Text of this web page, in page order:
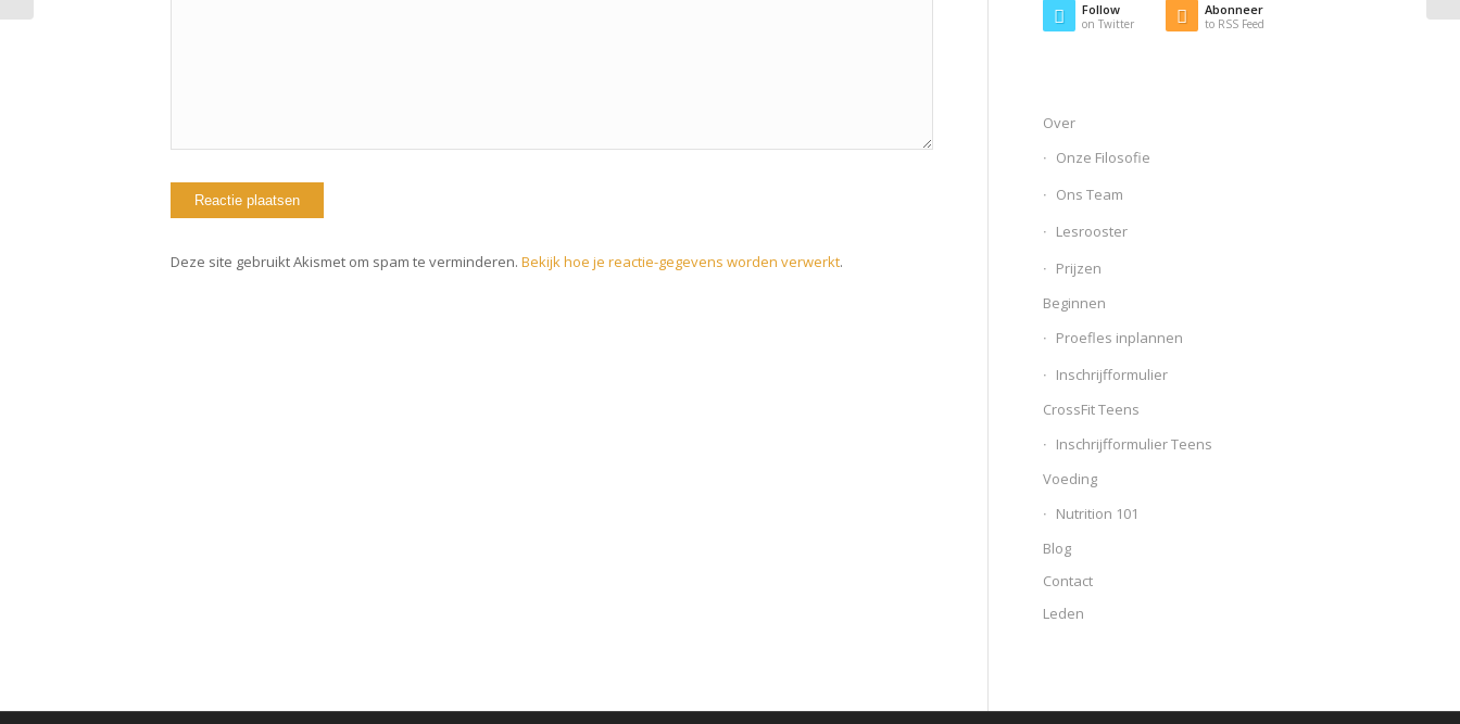
Deze site gebruikt Akismet om spam te verminderen. Bekijk hoe je reactie-gegevens worden verwerkt.
Follow
on Twitter
Abonneer
to RSS Feed
Over
Onze Filosofie
Ons Team
Lesrooster
Prijzen
Beginnen
Proefles inplannen
Inschrijfformulier
CrossFit Teens
Inschrijfformulier Teens
Voeding
Nutrition 101
Blog
Contact
Leden